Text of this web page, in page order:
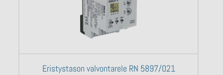
Eristystason valvontarele RN 5897/021